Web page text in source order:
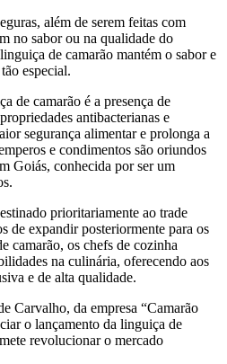
além de serem feitas com
no sabor ou na qualidade do
de camarão mantém o sabor e
especial.
de camarão é a presença de
antibacterianas e
segurança alimentar e prolonga a
e condimentos são oriundos
Goiás, conhecida por ser um
prioritariamente ao trade
de expandir posteriormente para os
camarão, os chefs de cozinha
na culinária, oferecendo aos
e de alta qualidade.
Carvalho, da empresa “Camarão
o lançamento da linguiça de
revolucionar o mercado